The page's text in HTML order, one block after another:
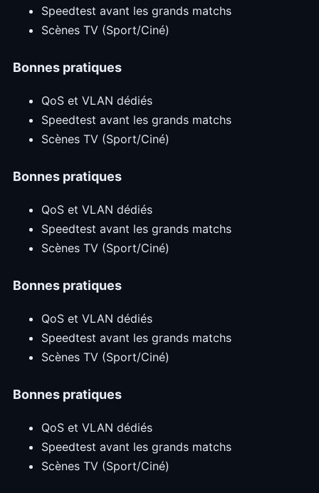
Speedtest avant les grands matchs
Scènes TV (Sport/Ciné)
Bonnes pratiques
QoS et VLAN dédiés
Speedtest avant les grands matchs
Scènes TV (Sport/Ciné)
Bonnes pratiques
QoS et VLAN dédiés
Speedtest avant les grands matchs
Scènes TV (Sport/Ciné)
Bonnes pratiques
QoS et VLAN dédiés
Speedtest avant les grands matchs
Scènes TV (Sport/Ciné)
Bonnes pratiques
QoS et VLAN dédiés
Speedtest avant les grands matchs
Scènes TV (Sport/Ciné)